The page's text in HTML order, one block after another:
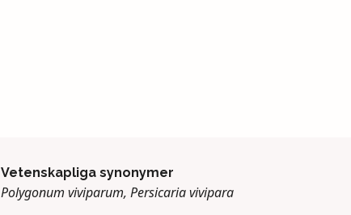
Vetenskapliga synonymer
Polygonum viviparum, Persicaria vivipara